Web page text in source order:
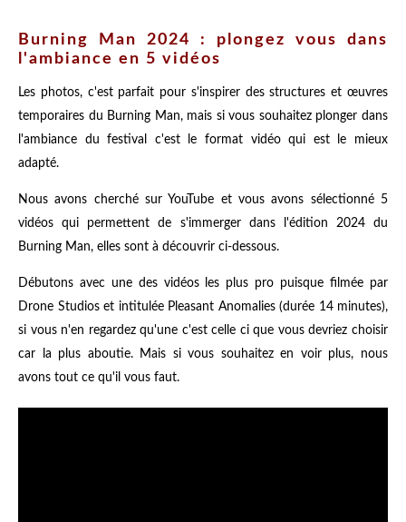
Burning Man 2024 : plongez vous dans
l'ambiance en 5 vidéos
Les photos, c'est parfait pour s'inspirer des structures et œuvres
temporaires du Burning Man, mais si vous souhaitez plonger dans
l'ambiance du festival c'est le format vidéo qui est le mieux
adapté.
Nous avons cherché sur YouTube et vous avons sélectionné 5
vidéos qui permettent de s'immerger dans l'édition 2024 du
Burning Man, elles sont à découvrir ci-dessous.
Débutons avec une des vidéos les plus pro puisque filmée par
Drone Studios et intitulée Pleasant Anomalies (durée 14 minutes),
si vous n'en regardez qu'une c'est celle ci que vous devriez choisir
car la plus aboutie. Mais si vous souhaitez en voir plus, nous
avons tout ce qu'il vous faut.